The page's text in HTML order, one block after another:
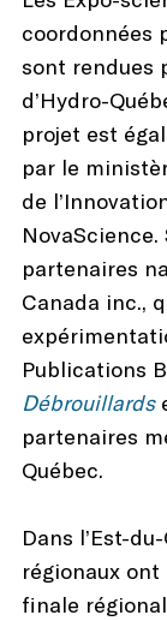
coordonnées
sont rendues
d’Hydro-
projet est
par le
de
partenaires
Canada inc.,
Publications
Débrouillards
partenaires
Québec.
Dans l’Est-
régionaux
finale